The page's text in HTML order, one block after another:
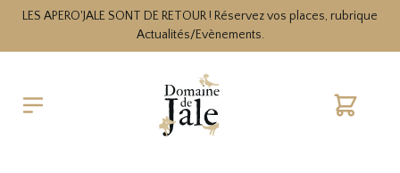
LES APERO'JALE SONT DE RETOUR ! Réservez vos places, rubrique
Actualités/Evènements.
Cart